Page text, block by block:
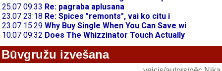
Būvgružu izvešana